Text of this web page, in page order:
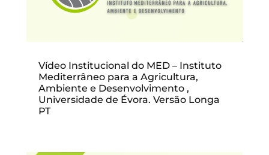
Vídeo Institucional do MED – Instituto
Mediterrâneo para a Agricultura,
Ambiente e Desenvolvimento ,
Universidade de Évora. Versão Longa
PT